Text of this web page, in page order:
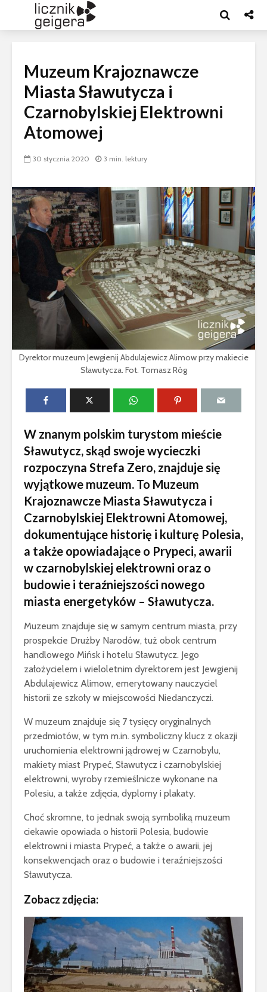
Muzeum Krajoznawcze
Miasta Sławutycza i
Czarnobylskiej Elektrowni
Atomowej
30 stycznia 2020 3 min. lektury
Dyrektor muzeum Jewgienij Abdulajewicz Alimow przy makiecie
Sławutycza. Fot. Tomasz Róg
W znanym polskim turystom mieście
Sławutycz, skąd swoje wycieczki
rozpoczyna Strefa Zero, znajduje się
wyjątkowe muzeum. To Muzeum
Krajoznawcze Miasta Sławutycza i
Czarnobylskiej Elektrowni Atomowej,
dokumentujące historię i kulturę Polesia,
a także opowiadające o Prypeci, awarii
w czarnobylskiej elektrowni oraz o
budowie i teraźniejszości nowego
miasta energetyków – Sławutycza.
Muzeum znajduje się w samym centrum miasta, przy
prospekcie Drużby Narodów, tuż obok centrum
handlowego Mińsk i hotelu Sławutycz. Jego
założycielem i wieloletnim dyrektorem jest Jewgienij
Abdulajewicz Alimow, emerytowany nauczyciel
historii ze szkoły w miejscowości Niedanczyczi.
W muzeum znajduje się 7 tysięcy oryginalnych
przedmiotów, w tym m.in. symboliczny klucz z okazji
uruchomienia elektrowni jądrowej w Czarnobylu,
makiety miast Prypeć, Sławutycz i czarnobylskiej
elektrowni, wyroby rzemieślnicze wykonane na
Polesiu, a także zdjęcia, dyplomy i plakaty.
Choć skromne, to jednak swoją symboliką muzeum
ciekawie opowiada o historii Polesia, budowie
elektrowni i miasta Prypeć, a także o awarii, jej
konsekwencjach oraz o budowie i teraźniejszości
Sławutycza.
Zobacz zdjęcia: